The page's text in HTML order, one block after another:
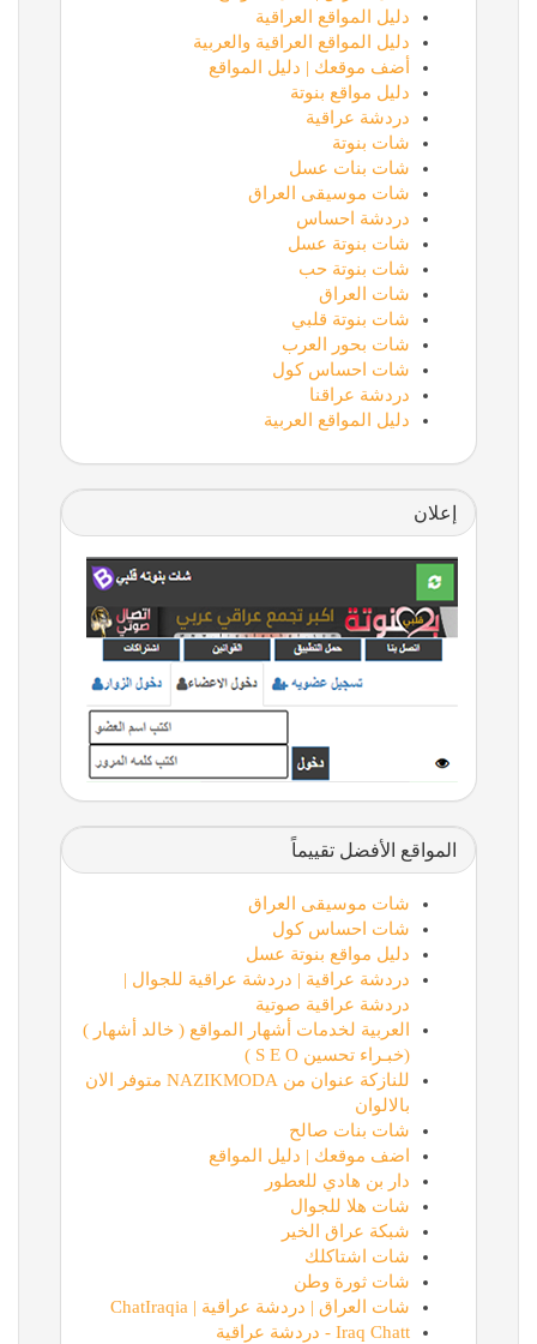
دليل المواقع العراقية
دليل المواقع العراقية والعربية
أضف موقعك | دليل المواقع
دليل مواقع بنوتة
دردشة عراقية
شات بنوتة
شات بنات عسل
شات موسيقى العراق
دردشة احساس
شات بنوتة عسل
شات بنوتة حب
شات العراق
شات بنوتة قلبي
شات بحور العرب
شات احساس كول
دردشة عراقنا
دليل المواقع العربية
إعلان
المواقع الأفضل تقييماً
شات موسيقى العراق
شات احساس كول
دليل مواقع بنوتة عسل
دردشة عراقية | دردشة عراقية للجوال |
دردشة عراقية صوتية
العربية لخدمات أشهار المواقع ( خالد أشهار )
(خبـراء تحسين S E O )
للنازكة عنوان من NAZIKMODA متوفر الان
بالالوان
شات بنات صالح
اضف موقعك | دليل المواقع
دار بن هادي للعطور
شات هلا للجوال
شبكة عراق الخير
شات اشتاكلك
شات ثورة وطن
شات العراق | دردشة عراقية | ChatIraqia
Iraq Chatt - دردشة عراقية